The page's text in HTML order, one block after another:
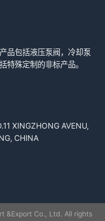
品包括液压泵阀，冷却泵
特殊定制的非标产品。
XINGZHONG AVENU,
CHINA
&Export Co., Ltd. All rights